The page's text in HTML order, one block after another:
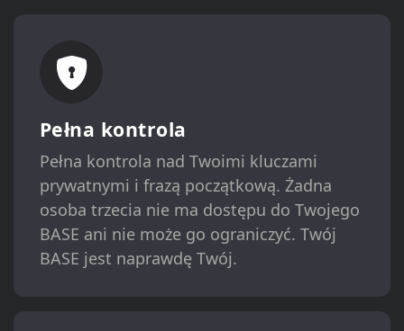
Pełna kontrola
Pełna kontrola nad Twoimi kluczami
prywatnymi i frazą początkową. Żadna
osoba trzecia nie ma dostępu do Twojego
BASE ani nie może go ograniczyć. Twój
BASE jest naprawdę Twój.